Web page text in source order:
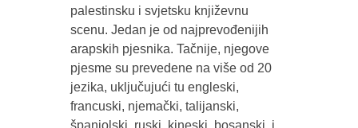
palestinsku i svjetsku književnu
scenu. Jedan je od najprevođenijih
arapskih pjesnika. Tačnije, njegove
pjesme su prevedene na više od 20
jezika, uključujući tu engleski,
francuski, njemački, talijanski,
španjolski, ruski, kineski, bosanski, i